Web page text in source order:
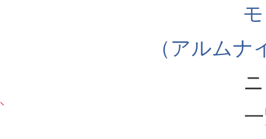
（アルム